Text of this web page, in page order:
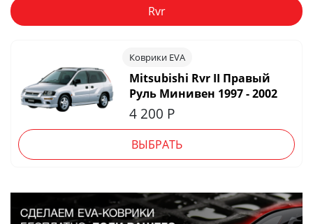
Rvr
Коврики EVA
Mitsubishi Rvr II Правый
Руль Минивен 1997 - 2002
4 200 Р
ВЫБРАТЬ